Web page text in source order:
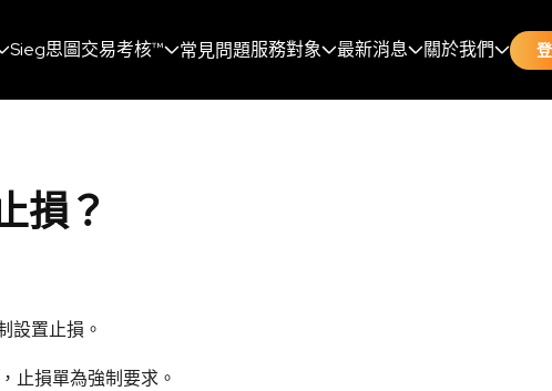
Sieg思圖交易考核™ 常見問題服務對象 最新消息 關於我們
損？
設置止損。
止損單為強制要求。